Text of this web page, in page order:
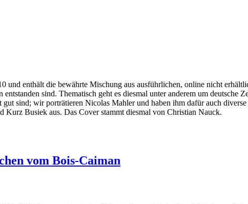
und enthält die bewährte Mischung aus ausführlichen, online nicht
sind. Thematisch geht es diesmal unter anderem um deutsche
sind; wir porträtieren Nicolas Mahler und haben ihm dafür auch
Kurz Busiek aus. Das Cover stammt diesmal von Christian Nauck.
vom Bois-Caiman